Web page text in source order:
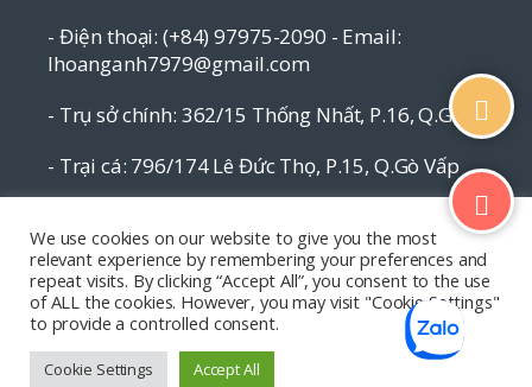
- Điện thoại: (+84) 97975-2090 - Email:
lhoanganh7979@gmail.com
- Trụ sở chính: 362/15 Thống Nhất, P.16, Q.Gò Vấp
- Trại cá: 796/174 Lê Đức Thọ, P.15, Q.Gò Vấp
SĐT: (+84) 9797 52 090, (+84) 908 706 577
We use cookies on our website to give you the most
relevant experience by remembering your preferences and
repeat visits. By clicking “Accept All”, you consent to the use
of ALL the cookies. However, you may visit "Cookie Settings"
to provide a controlled consent.
Cookie Settings Accept All